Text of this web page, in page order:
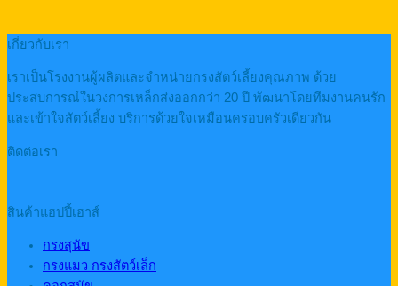
เกี่ยวกับเรา
เราเป็นโรงงานผู้ผลิตและจำหน่ายกรงสัตว์เลี้ยงคุณภาพ ด้วย
ประสบการณ์ในวงการเหล็กส่งออกกว่า 20 ปี พัฒนาโดยทีมงานคนรัก
และเข้าใจสัตว์เลี้ยง บริการด้วยใจเหมือนครอบครัวเดียวกัน
ติดต่อเรา
สินค้าแฮปปี้เฮาส์
กรงสุนัข
กรงแมว กรงสัตว์เล็ก